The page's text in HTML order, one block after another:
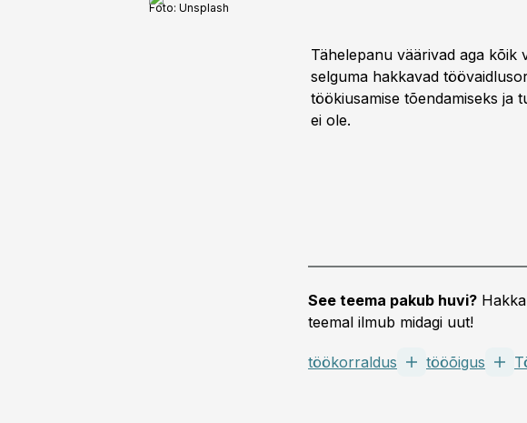
Foto: Unsplash
Tähelepanu väärivad aga kõik
selguma hakkavad
töökiusamise tõendamiseks ja
ei ole.
See teema pakub huvi?
teemal ilmub midagi uut!
töökorraldus tööõigus